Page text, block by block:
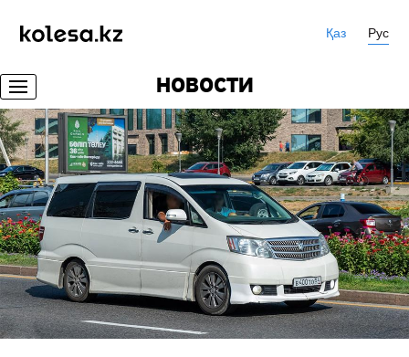
Қаз Рус
НОВОСТИ